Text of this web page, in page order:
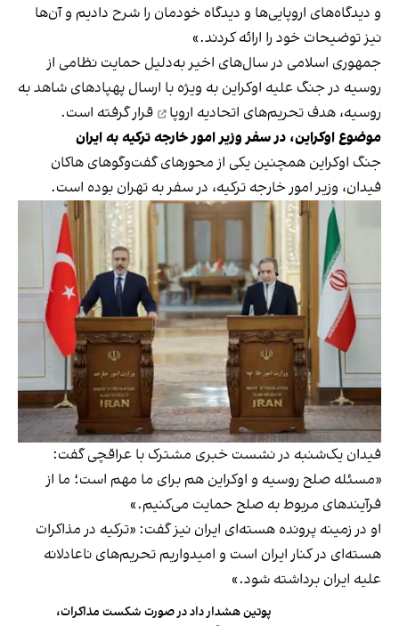
و دیدگاه‌های اروپایی‌ها و دیدگاه خودمان را شرح دادیم و آن‌ها
نیز توضیحات خود را ارائه کردند.»
جمهوری اسلامی در سال‌های اخیر به‌دلیل حمایت نظامی از
روسیه در جنگ علیه اوکراین به ویژه با ارسال پهپادهای شاهد به
روسیه، هدف تحریم‌های اتحادیه اروپا
قرار گرفته است.
موضوع اوکراین، در سفر وزیر امور خارجه ترکیه به ایران
جنگ اوکراین همچنین یکی از محورهای گفت‌وگوهای هاکان
فیدان، وزیر امور خارجه ترکیه، در سفر به تهران بوده است.
فیدان یک‌شنبه در نشست خبری مشترک با عراقچی گفت:
«مسئله صلح روسیه و اوکراین هم برای ما مهم است؛ ما از
فرآیند‌های مربوط به صلح حمایت می‌کنیم.»
او در زمینه پرونده هسته‌ای ایران نیز گفت: «ترکیه در مذاکرات
هسته‌ای در کنار ایران است و امیدواریم تحریم‌های ناعادلانه
علیه ایران برداشته شود.»
پوتین هشدار داد در صورت شکست مذاکرات،